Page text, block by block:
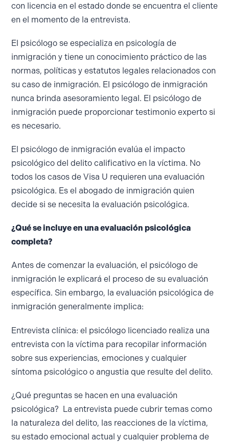
con licencia en el estado donde se encuentra el cliente
en el momento de la entrevista.
El psicólogo se especializa en psicología de
inmigración y tiene un conocimiento práctico de las
normas, políticas y estatutos legales relacionados con
su caso de inmigración. El psicólogo de inmigración
nunca brinda asesoramiento legal. El psicólogo de
inmigración puede proporcionar testimonio experto si
es necesario.
El psicólogo de inmigración evalúa el impacto
psicológico del delito calificativo en la víctima. No
todos los casos de Visa U requieren una evaluación
psicológica. Es el abogado de inmigración quien
decide si se necesita la evaluación psicológica.
¿Qué se incluye en una evaluación psicológica
completa?
Antes de comenzar la evaluación, el psicólogo de
inmigración le explicará el proceso de su evaluación
específica. Sin embargo, la evaluación psicológica de
inmigración generalmente implica:
Entrevista clínica: el psicólogo licenciado realiza una
entrevista con la víctima para recopilar información
sobre sus experiencias, emociones y cualquier
síntoma psicológico o angustia que resulte del delito.
¿Qué preguntas se hacen en una evaluación
psicológica? La entrevista puede cubrir temas como
la naturaleza del delito, las reacciones de la víctima,
su estado emocional actual y cualquier problema de